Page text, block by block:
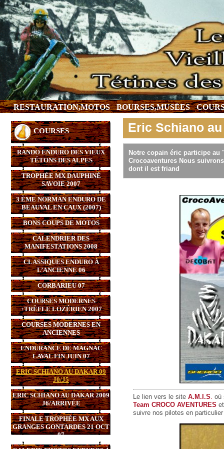
RESTAURATION,MOTOS BOURSES,MUSÉES
COURSES
RANDO ENDURO DES VIEUX
TÉTONS DES ALPES
TROPHÉE MX DAUPHINÉ
SAVOIE 2007
3 ÈME NORMAN ENDURO DE
BEAUVAL EN CAUX (2007)
BONS COUPS DE MOTOS
CALENDRIER DES
MANIFESTATIONS 2008
CLASSIQUES ENDURO À
L’ANCIENNE 06
CORBARIEU 07
COURSES MODERNES
+TRÈFLE LOZÉRIEN 2007
COURSES MODERNES EN
ANCIENNES
ENDURANCE DE MAGNAC
LAVAL FIN JUIN 07
ERIC SCHIANO AU DAKAR 09
J0/J5
ERIC SCHIANO AU DAKAR 2009
J6/ARRIVÉE
FINALE TROPHÉE MX AUX
GRANGES GONTARDES 21 OCT
07
Eric Schiano
Notre copain éric participe au
Crocoaventures Nous
dont il est friand
Le lien vers le site A.M.I.S. où
Team CROCO AVENTURES
suivre nos pilotes en